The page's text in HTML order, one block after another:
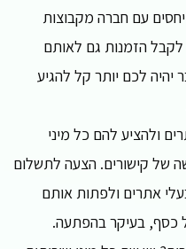
עם חברה מקבוצות
לקבל הזמנות גם לאותם
יהיה לכם יותר קל להגיע
ולהציע להם כל מיני
של קישורים. הצעה לתשלום
אתרים ולפתות אותם
כסף, בעיקר בהפתעה.